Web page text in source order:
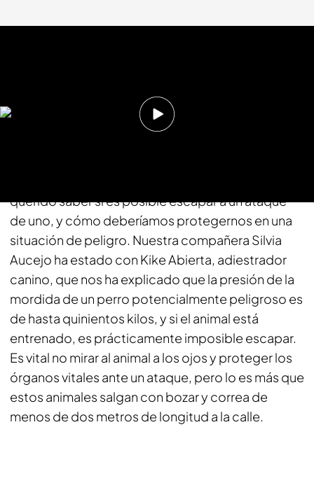
Compartir
querido saber si es posible escapar a un ataque
de uno, y cómo deberíamos protegernos en una
situación de peligro. Nuestra compañera Silvia
Aucejo ha estado con Kike Abierta, adiestrador
canino, que nos ha explicado que la presión de la
mordida de un perro potencialmente peligroso es
de hasta quinientos kilos, y si el animal está
entrenado, es prácticamente imposible escapar.
Es vital no mirar al animal a los ojos y proteger los
órganos vitales ante un ataque, pero lo es más que
estos animales salgan con bozar y correa de
menos de dos metros de longitud a la calle.